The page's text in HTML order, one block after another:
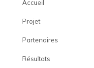
Accueil
Projet
Partenaires
Résultats